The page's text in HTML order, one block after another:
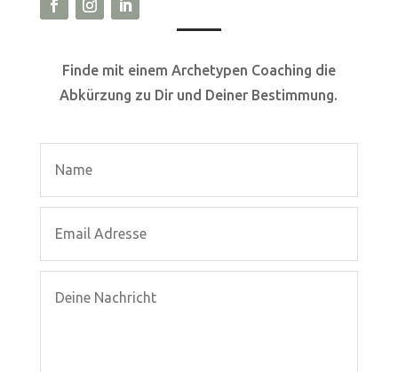
Fin­de mit einem Arche­ty­pen Coa­ching die
Abkür­zung zu Dir und Dei­ner Bestimmung.